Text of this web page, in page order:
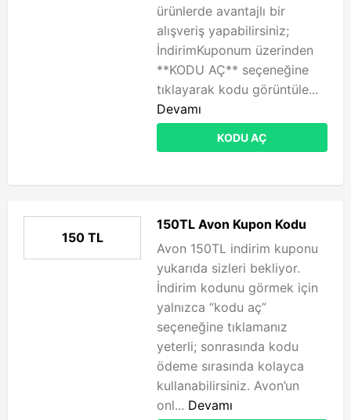
ürünlerde avantajlı bir
alışveriş yapabilirsiniz;
İndirimKuponum üzerinden
**KODU AÇ** seçeneğine
tıklayarak kodu görüntüle...
Devamı
KODU AÇ
150 TL
150TL Avon Kupon Kodu
Avon 150TL indirim kuponu
yukarıda sizleri bekliyor.
İndirim kodunu görmek için
yalnızca “kodu aç”
seçeneğine tıklamanız
yeterli; sonrasında kodu
ödeme sırasında kolayca
kullanabilirsiniz. Avon’un
onl... Devamı